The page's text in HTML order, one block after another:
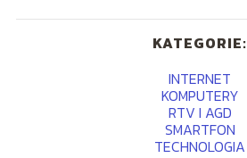
KATEGORIE:
INTERNET
KOMPUTERY
RTV I AGD
SMARTFON
TECHNOLOGIA